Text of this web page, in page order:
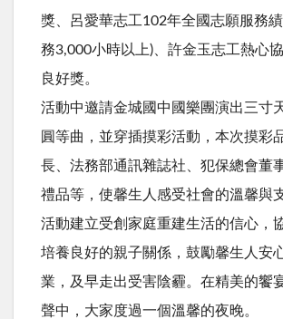
獎、呂愛華志工102年全國志願服務
務3,000小時以上)、許金玉志工熱心
良好獎。
活動中邀請金城國中國樂團演出三寸
圓等曲，並穿插摸彩活動，本次摸彩
長、法務部通訊雜誌社、犯保總會董
禮品等，使馨生人感受社會的溫馨與
活動建立受創家庭重建生活的信心，
培養良好的親子關係，鼓勵馨生人安
業，及早走出受害陰霾。在精美的饗
聲中，大家度過一個溫馨的夜晚。